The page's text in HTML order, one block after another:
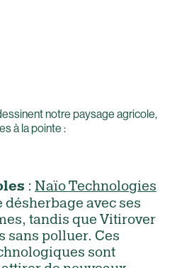
notre paysage agricole,
à la pointe :
: Naïo Technologies
avec ses
tandis que Vitirover
sans polluer. Ces
sont